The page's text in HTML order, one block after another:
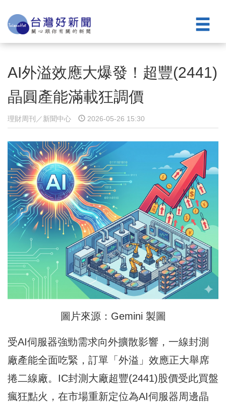
AI外溢效應大爆發！超豐(2441)
晶圓產能滿載狂調價
理財周刊／新聞中心 2026-05-26 15:30
圖片來源：Gemini 製圖
受AI伺服器強勁需求向外擴散影響，一線封測
廠產能全面吃緊，訂單「外溢」效應正大舉席
捲二線廠。IC封測大廠超豐(2441)股價受此買盤
瘋狂點火，在市場重新定位為AI伺服器周邊晶